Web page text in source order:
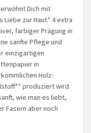
Dich mit
Liebe zur Haut.* 4 extra
farbiger Prägung in
sanfte Pflege und
einzigartigen
in
Holz-
produziert wird.
wie man es liebt,
Fasern aber noch